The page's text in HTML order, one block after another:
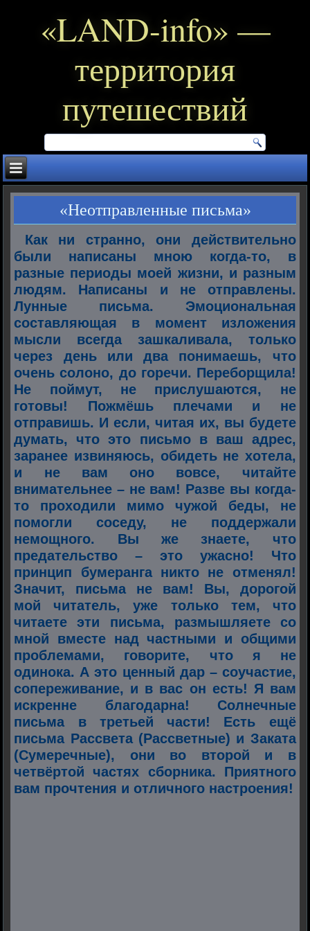
«LAND-info» —
территория
путешествий
«Неотправленные письма»
Как ни странно, они действительно
были написаны мною когда-то, в
разные периоды моей жизни, и разным
людям. Написаны и не отправлены.
Лунные письма. Эмоциональная
составляющая в момент изложения
мысли всегда зашкаливала, только
через день или два понимаешь, что
очень солоно, до горечи. Переборщила!
Не поймут, не прислушаются, не
готовы! Пожмёшь плечами и не
отправишь. И если, читая их, вы будете
думать, что это письмо в ваш адрес,
заранее извиняюсь, обидеть не хотела,
и не вам оно вовсе, читайте
внимательнее – не вам! Разве вы когда-
то проходили мимо чужой беды, не
помогли соседу, не поддержали
немощного. Вы же знаете, что
предательство – это ужасно! Что
принцип бумеранга никто не отменял!
Значит, письма не вам! Вы, дорогой
мой читатель, уже только тем, что
читаете эти письма, размышляете со
мной вместе над частными и общими
проблемами, говорите, что я не
одинока. А это ценный дар – соучастие,
сопереживание, и в вас он есть! Я вам
искренне благодарна! Солнечные
письма в третьей части! Есть ещё
письма Рассвета (Рассветные) и Заката
(Сумеречные), они во второй и в
четвёртой частях сборника. Приятного
вам прочтения и отличного настроения!